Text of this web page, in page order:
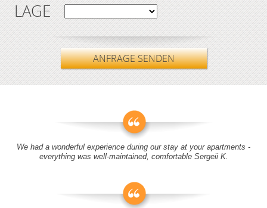
LAGE
ANFRAGE SENDEN
We had a wonderful experience during our stay at your apartments -
everything was well-maintained, comfortable Sergeii K.